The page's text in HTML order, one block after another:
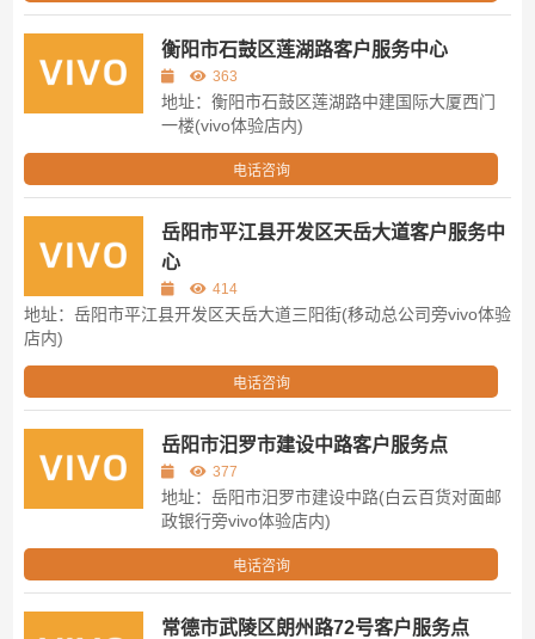
衡阳市石鼓区莲湖路客户服务中心
363
地址：衡阳市石鼓区莲湖路中建国际大厦西门
一楼(vivo体验店内)
电话咨询
岳阳市平江县开发区天岳大道客户服务中
心
414
地址：岳阳市平江县开发区天岳大道三阳街(移动总公司旁vivo体验
店内)
电话咨询
岳阳市汨罗市建设中路客户服务点
377
地址：岳阳市汨罗市建设中路(白云百货对面邮
政银行旁vivo体验店内)
电话咨询
常德市武陵区朗州路72号客户服务点